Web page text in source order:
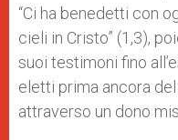
“Ci ha benedetti con
cieli in Cristo” (1,3),
suoi testimoni fino
eletti prima ancora
attraverso un dono